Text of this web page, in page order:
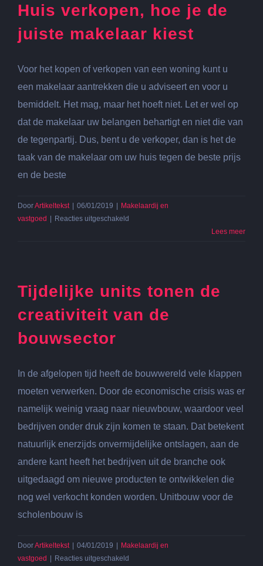
Huis verkopen, hoe je de
juiste makelaar kiest
Voor het kopen of verkopen van een woning kunt u
een makelaar aantrekken die u adviseert en voor u
bemiddelt. Het mag, maar het hoeft niet. Let er wel op
dat de makelaar uw belangen behartigt en niet die van
de tegenpartij. Dus, bent u de verkoper, dan is het de
taak van de makelaar om uw huis tegen de beste prijs
en de beste
DoorArtikeltekst | 06/01/2019 | Makelaardij en
vastgoed | Reacties uitgeschakeld
juiste
makelaar
kiest
Lees meer
Tijdelijke units tonen de
creativiteit van de
bouwsector
In de afgelopen tijd heeft de bouwwereld vele klappen
moeten verwerken. Door de economische crisis was er
namelijk weinig vraag naar nieuwbouw, waardoor veel
bedrijven onder druk zijn komen te staan. Dat betekent
natuurlijk enerzijds onvermijdelijke ontslagen, aan de
andere kant heeft het bedrijven uit de branche ook
uitgedaagd om nieuwe producten te ontwikkelen die
nog wel verkocht konden worden. Unitbouw voor de
scholenbouw is
DoorArtikeltekst | 04/01/2019 | Makelaardij en
vastgoed | Reacties uitgeschakeld